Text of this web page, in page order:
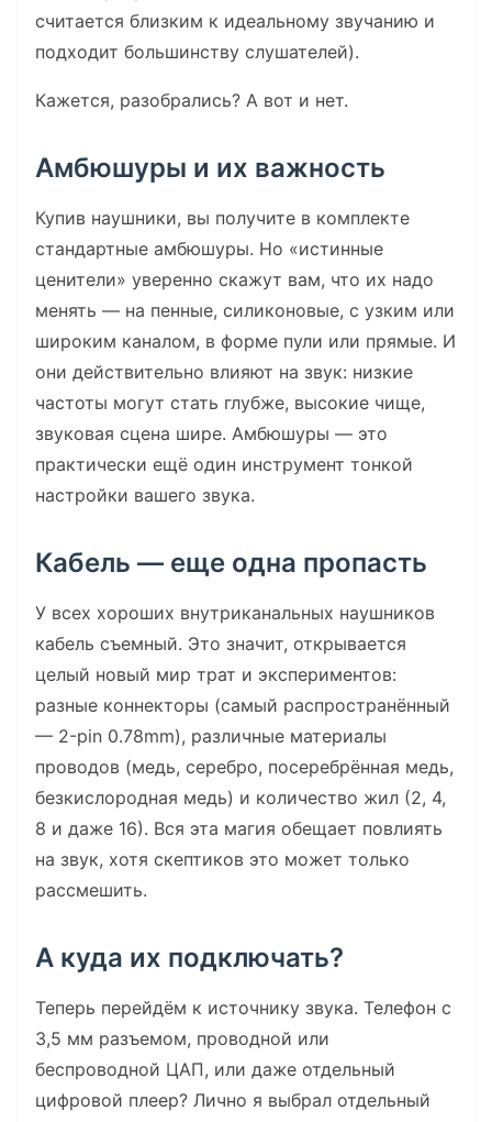
считается близким к идеальному звучанию и
подходит большинству слушателей).
Кажется, разобрались? А вот и нет.
Амбюшуры и их важность
Купив наушники, вы получите в комплекте
стандартные амбюшуры. Но «истинные
ценители» уверенно скажут вам, что их надо
менять — на пенные, силиконовые, с узким или
широким каналом, в форме пули или прямые. И
они действительно влияют на звук: низкие
частоты могут стать глубже, высокие чище,
звуковая сцена шире. Амбюшуры — это
практически ещё один инструмент тонкой
настройки вашего звука.
Кабель — еще одна пропасть
У всех хороших внутриканальных наушников
кабель съемный. Это значит, открывается
целый новый мир трат и экспериментов:
разные коннекторы (самый распространённый
— 2-pin 0.78mm), различные материалы
проводов (медь, серебро, посеребрённая медь,
безкислородная медь) и количество жил (2, 4,
8 и даже 16). Вся эта магия обещает повлиять
на звук, хотя скептиков это может только
рассмешить.
А куда их подключать?
Теперь перейдём к источнику звука. Телефон с
3,5 мм разъемом, проводной или
беспроводной ЦАП, или даже отдельный
цифровой плеер? Лично я выбрал отдельный